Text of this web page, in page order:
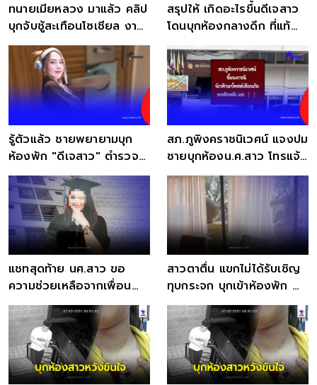
ทนายเมียหลวง มาแล้ว คลิป
บุกจับชู้สะเทือนโซเชียล งาน
นี้ชัดเจน
สรุปให้ เกิดอะไรขึ้นดีเจสาว
โดนบุกห้องกลางดึก ที่แท้
ฝีมือคนใน
รู้ตัวแล้ว ชายพยายามบุก
ห้องพัก "ดีเจสาว" ตำรวจ
รวบทันควัน
สภ.ภูพิงคราชนิเวศน์ แจงปม
ชายบุกห้องน.ศ.สาว โทรแจ้ง
ตร.เจอตัดสาย
แชทสุดท้าย นศ.สาว ขอ
ความช่วยเหลือจากเพื่อน
ชั้น4 แม่เศร้า ลูกใกล้จบเป็น
ดร.
สาวตาตื่น แขกไม่ได้รับเชิญ
ทุบกระจก บุกเข้าห้องพัก ซ้ำ
ยังเข้าใจภาษามนุษย์